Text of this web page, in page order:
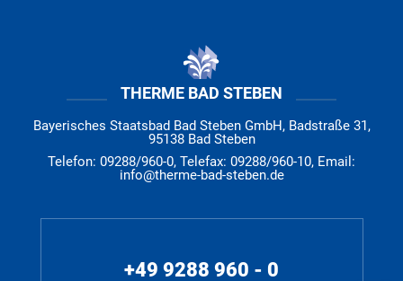
THERME BAD STEBEN
Bayerisches Staatsbad Bad Steben GmbH, Badstraße 31,
95138 Bad Steben
Telefon: 09288/960-0, Telefax: 09288/960-10, Email:
info@therme-bad-steben.de
+49 9288 960 - 0